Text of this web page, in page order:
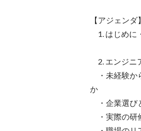
【アジェンダ】
1. はじめに
2. エンジニ
・未経験か
か
・企業選び
・実際の研